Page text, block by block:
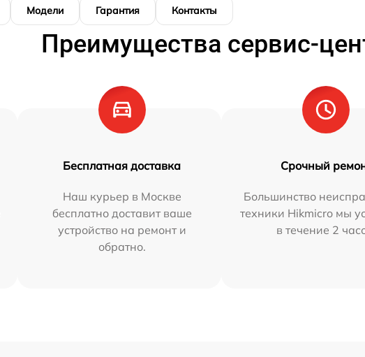
Модели Гарантия Контакты
Преимущества сервис-
Бесплатная доставка
Наш курьер в Москве
бесплатно доставит ваше
устройство на ремонт и
обратно.
Срочный
Большинство
техники Hikmicro мы
в течение 2